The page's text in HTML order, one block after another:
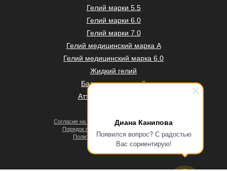
Диана Канипова
Появился вопрос? С радостью
Вас сориентирую!
Гелий марки 5.5
Гелий марки 6.0
Гелий марки 7.0
Гелий медицинский марка А
Гелий медицинский марка 6.0
Жидкий гелий
Баллоны под гелий
Аттестация баллонов
Согласие на обработку персональных данных
Порядок проведения оплат и возвратов
Политика конфиденциальности
Договор оферты